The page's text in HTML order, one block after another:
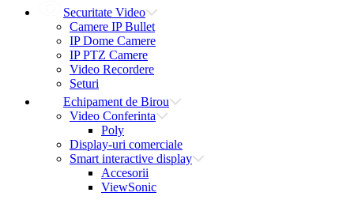
Securitate Video
Camere IP Bullet
IP Dome Camere
IP PTZ Camere
Video Recordere
Seturi
Echipament de Birou
Video Conferinta
Poly
Display-uri comerciale
Smart interactive display
Accesorii
ViewSonic